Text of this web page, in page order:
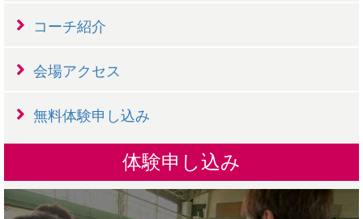
コーチ紹介
会場アクセス
無料体験申し込み
体験申し込み